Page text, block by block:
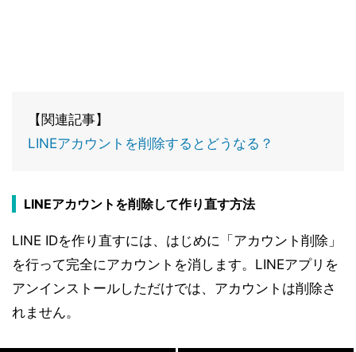
【関連記事】
LINEアカウントを削除するとどうなる？
LINEアカウントを削除して作り直す方法
LINE IDを作り直すには、はじめに「アカウント削除」
を行って完全にアカウントを消します。LINEアプリを
アンインストールしただけでは、アカウントは削除さ
れません。